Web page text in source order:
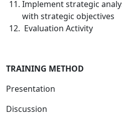
Implement strategic
with strategic objectives
Evaluation Activity
TRAINING METHOD
Presentation
Discussion